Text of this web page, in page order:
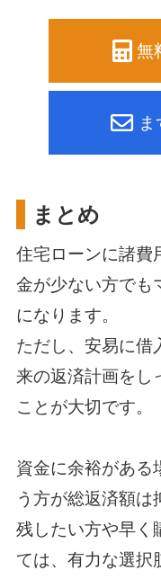
無
まとめ
住宅ローンに諸費
金が少ない方でも
になります。
ただし、安易に借
来の返済計画をし
ことが大切です。
資金に余裕がある
う方が総返済額は
残したい方や早く
ては、有力な選択